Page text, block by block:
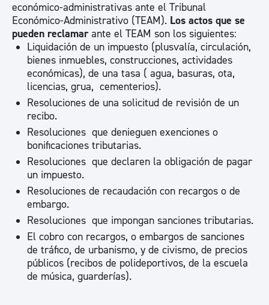
económico-administrativas ante el Tribunal
Económico-Administrativo (TEAM). Los actos que se
pueden reclamarante el TEAM son los siguientes:
Liquidación de un impuesto (plusvalía, circulación,
bienes inmuebles, construcciones, actividades
económicas), de una tasa ( agua, basuras, ota,
licencias, grua, cementerios).
Resoluciones de una solicitud de revisión de un
recibo.
Resoluciones que denieguen exenciones o
bonificaciones tributarias.
Resoluciones que declaren la obligación de pagar
un impuesto.
Resoluciones de recaudación con recargos o de
embargo.
Resoluciones que impongan sanciones tributarias.
El cobro con recargos, o embargos de sanciones
de tráfico, de urbanismo, y de civismo, de precios
públicos (recibos de polideportivos, de la escuela
de música, guarderías).